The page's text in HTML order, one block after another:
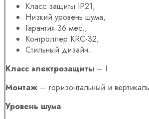
Класс защиты IP21,
Низкий уровень шума,
Гарантия 36 мес.,
Контроллер KRC-32,
Стильный дизайн.
Класс электрозащиты – I
Монтаж – горизонтальный и
Уровень шума